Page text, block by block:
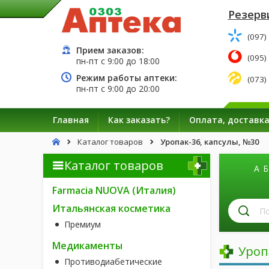
Прием заказов:
пн-пт с9:00 до 18:00
Режим работы аптеки:
пн-пт с9:00 до 20:00
(097)
(095)
(073)
Главная Как заказать? Оплата, доставка
Каталог товаров Уропак-36, капсулы, №30
Каталог товаров
Farmacia NUOVA (Италия)
Итальянская косметика
Премиум
Медикаменты
Противодиабетические
А Б